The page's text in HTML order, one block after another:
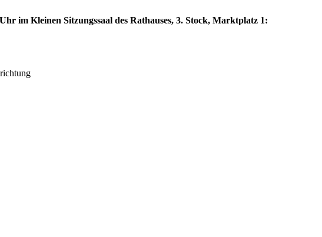
im Kleinen Sitzungssaal des Rathauses, 3. Stock, Marktplatz 1: